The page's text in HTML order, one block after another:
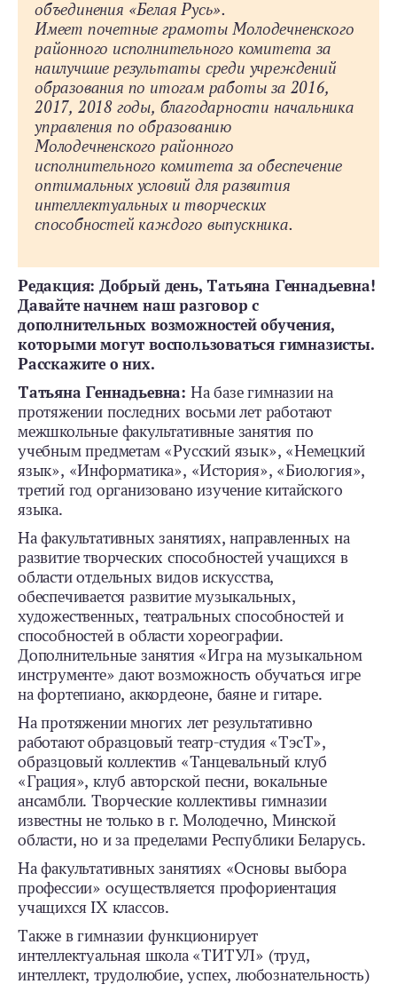
объединения «Белая Русь».
Имеет почетные грамоты Молодечненского
районного исполнительного комитета за
наилучшие результаты среди учреждений
образования по итогам работы за 2016,
2017, 2018 годы, благодарности начальника
управления по образованию
Молодечненского районного
исполнительного комитета за обеспечение
оптимальных условий для развития
интеллектуальных и творческих
способностей каждого выпускника.
Редакция: Добрый день, Татьяна Геннадьевна!
Давайте начнем наш разговор с
дополнительных возможностей обучения,
которыми могут воспользоваться гимназисты.
Расскажите о них.
Татьяна Геннадьевна: На базе гимназии на
протяжении последних восьми лет работают
межшкольные факультативные занятия по
учебным предметам «Русский язык», «Немецкий
язык», «Информатика», «История», «Биология»,
третий год организовано изучение китайского
языка.
На факультативных занятиях, направленных на
развитие творческих способностей учащихся в
области отдельных видов искусства,
обеспечивается развитие музыкальных,
художественных, театральных способностей и
способностей в области хореографии.
Дополнительные занятия «Игра на музыкальном
инструменте» дают возможность обучаться игре
на фортепиано, аккордеоне, баяне и гитаре.
На протяжении многих лет результативно
работают образцовый театр-­студия «ТэсТ»,
образцовый коллектив «Танцевальный клуб
«Грация», клуб авторской песни, вокальные
ансамбли. Творческие коллективы гимназии
известны не только в г. Молодечно, Минской
области, но и за пределами Республики Беларусь.
На факультативных занятиях «Основы выбора
профессии» осуществляется профориентация
учащихся IX классов.
Также в гимназии функционирует
интеллектуальная школа «ТИТУЛ» (труд,
интеллект, трудолюбие, успех, любознательность)